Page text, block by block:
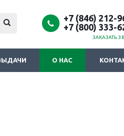
+7 (846) 212-
+7 (800) 333-
ЗАКАЗАТЬ
О НАС